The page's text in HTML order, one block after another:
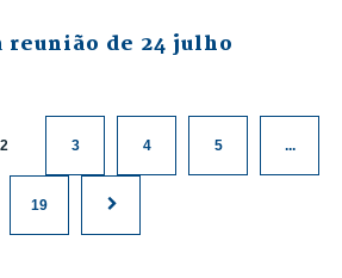
reunião de 24 julho
2 3 4 5 ...
19